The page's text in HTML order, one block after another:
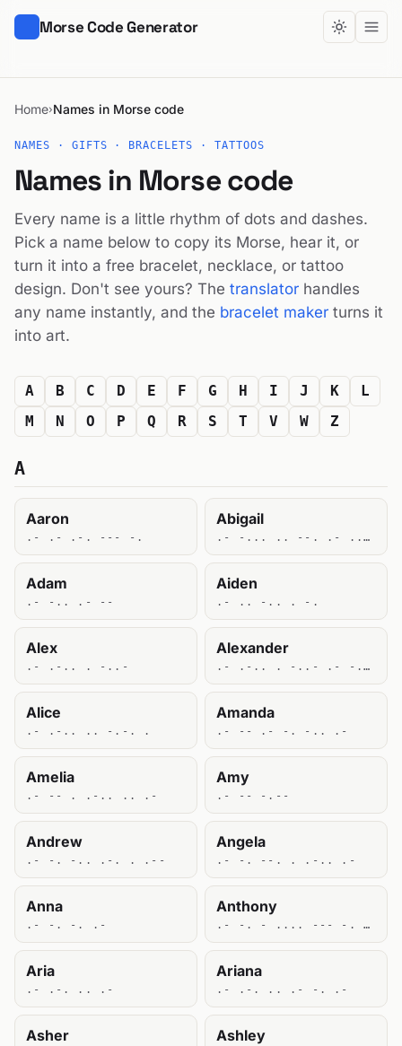
Morse Code Generator
Home›Names in Morse code
NAMES · GIFTS · BRACELETS · TATTOOS
Names in Morse code
Every name is a little rhythm of dots and dashes.
Pick a name below to copy its Morse, hear it, or
turn it into a free bracelet, necklace, or tattoo
design. Don't see yours? The translator handles
any name instantly, and the bracelet maker turns it
into art.
A B C D E F G H I J K
L
M
N O P Q R S T V W Z
A
Aaron
.- .- .-. --- -.
Abigail
.- -... .. --. .- .. .-..
Adam
.- -.. .- --
Aiden
.- .. -.. . -.
Alex
.- .-.. . -..-
Alexander
.- .-.. . -..- .- -. -.. . .-.
Alice
.- .-.. .. -.-. .
Amanda
.- -- .- -. -.. .-
Amelia
.- -- . .-.. .. .-
Amy
.- -- -.--
Andrew
.- -. -.. .-. . .--
Angela
.- -. --. . .-.. .-
Anna
.- -. -. .-
Anthony
.- -. - .... --- -. -.--
Aria
.- .-. .. .-
Ariana
.- .-. .. .- -. .-
Asher Ashley